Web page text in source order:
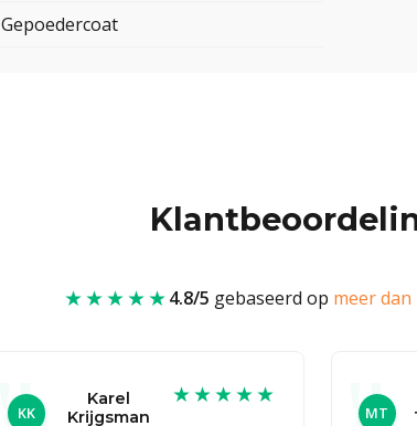
Gepoedercoat
★★★★★4.8/5 gebaseerd op meer
KK
Karel
Krijgsman
★★★★★
MT